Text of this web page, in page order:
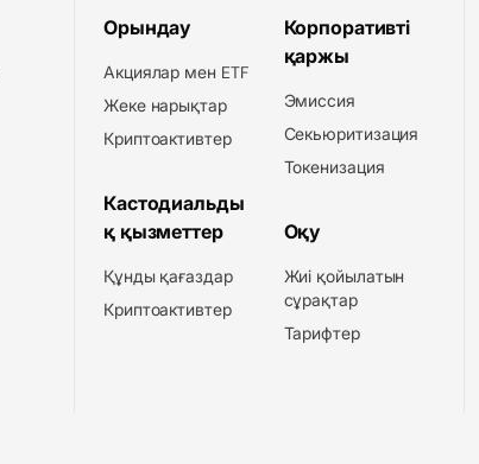
Орындау
Акциялар мен ETF
Жеке нарықтар
Криптоактивтер
Кастодиальды
қ қызметтер
Құнды қағаздар
Криптоактивтер
Корпоративті
қаржы
Эмиссия
Секьюритизация
Токенизация
Оқу
Жиі қойылатын
сұрақтар
Тарифтер